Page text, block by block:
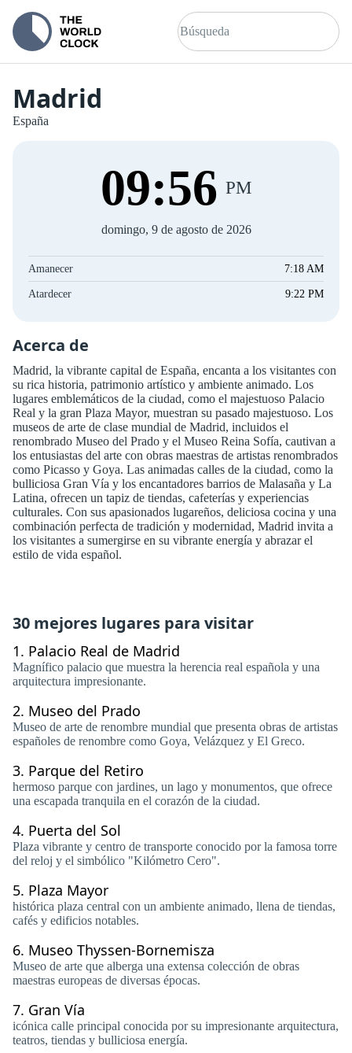
Madrid
España
09:57 PM
domingo, 9 de agosto de 2026
Amanecer 7:18 AM
Atardecer 9:22 PM
Acerca de
Madrid, la vibrante capital de España, encanta a los visitantes con
su rica historia, patrimonio artístico y ambiente animado. Los
lugares emblemáticos de la ciudad, como el majestuoso Palacio
Real y la gran Plaza Mayor, muestran su pasado majestuoso. Los
museos de arte de clase mundial de Madrid, incluidos el
renombrado Museo del Prado y el Museo Reina Sofía, cautivan a
los entusiastas del arte con obras maestras de artistas renombrados
como Picasso y Goya. Las animadas calles de la ciudad, como la
bulliciosa Gran Vía y los encantadores barrios de Malasaña y La
Latina, ofrecen un tapiz de tiendas, cafeterías y experiencias
culturales. Con sus apasionados lugareños, deliciosa cocina y una
combinación perfecta de tradición y modernidad, Madrid invita a
los visitantes a sumergirse en su vibrante energía y abrazar el
estilo de vida español.
30 mejores lugares para visitar
1. Palacio Real de Madrid
Magnífico palacio que muestra la herencia real española y una
arquitectura impresionante.
2. Museo del Prado
Museo de arte de renombre mundial que presenta obras de artistas
españoles de renombre como Goya, Velázquez y El Greco.
3. Parque del Retiro
hermoso parque con jardines, un lago y monumentos, que ofrece
una escapada tranquila en el corazón de la ciudad.
4. Puerta del Sol
Plaza vibrante y centro de transporte conocido por la famosa torre
del reloj y el simbólico "Kilómetro Cero".
5. Plaza Mayor
histórica plaza central con un ambiente animado, llena de tiendas,
cafés y edificios notables.
6. Museo Thyssen-Bornemisza
Museo de arte que alberga una extensa colección de obras
maestras europeas de diversas épocas.
7. Gran Vía
icónica calle principal conocida por su impresionante arquitectura,
teatros, tiendas y bulliciosa energía.